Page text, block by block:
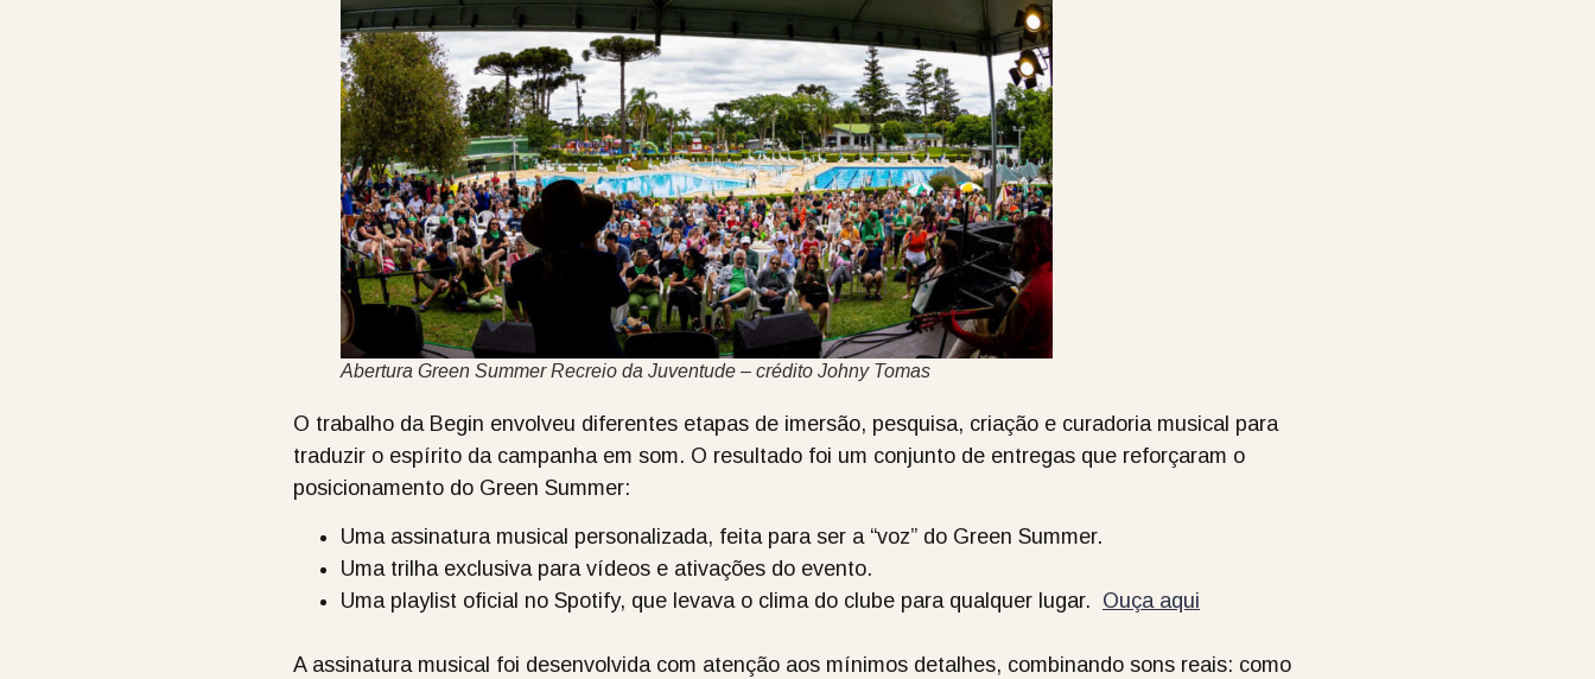
Abertura Green Summer Recreio da Juventude – crédito Johny Tomas
O trabalho da Begin envolveu diferentes etapas de imersão, pesquisa, criação e curadoria musical para
traduzir o espírito da campanha em som. O resultado foi um conjunto de entregas que reforçaram o
posicionamento do Green Summer:
Uma assinatura musical personalizada, feita para ser a “voz” do Green Summer.
Uma trilha exclusiva para vídeos e ativações do evento.
Uma playlist oficial no Spotify, que levava o clima do clube para qualquer lugar. Ouça aqui
A assinatura musical foi desenvolvida com atenção aos mínimos detalhes, combinando sons reais: como